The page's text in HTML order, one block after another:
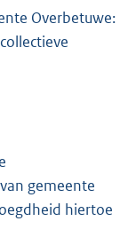
Overbetuwe:
gemeente
hiertoe